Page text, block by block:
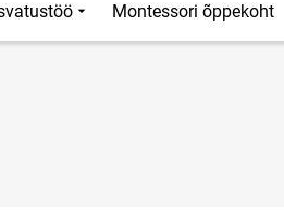
Montessori õppekoht